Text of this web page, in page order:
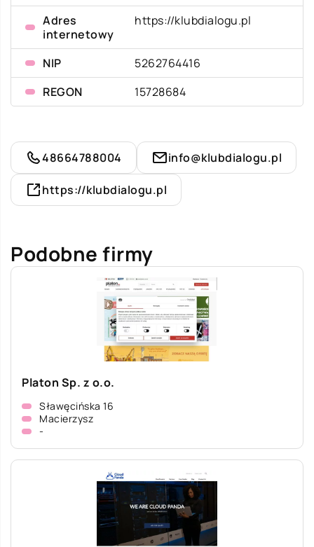
Adres
internetowy
https://klubdialogu.pl
NIP
5262764416
REGON
15728684
48664788004 info@klubdialogu.pl
https://klubdialogu.pl
Podobne firmy
Platon Sp. z o.o.
Sławęcińska 16
Macierzysz
-